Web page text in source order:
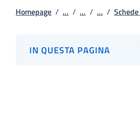
Homepage / ... / ... / ... /
IN QUESTA PAGINA